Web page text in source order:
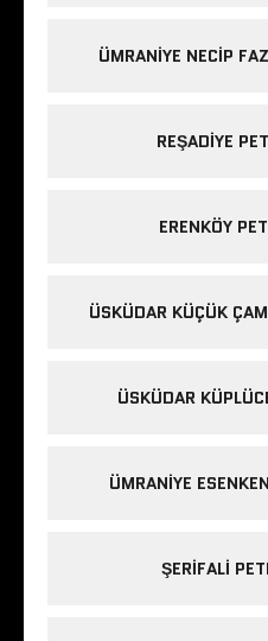
ÜMRANIYE NECIP
REŞADIYE
ERENKÖY
ÜSKÜDAR KÜÇÜK
ÜSKÜDAR
ÜMRANIYE
ŞERIFALI